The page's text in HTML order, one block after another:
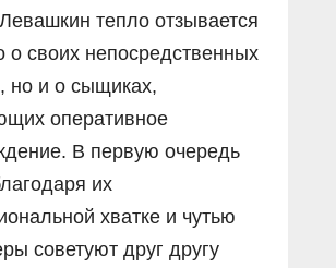
тепло отзывается
о своих непосредственных
но и о сыщиках,
оперативное
В первую очередь
их
хватке и чутью
советуют друг другу